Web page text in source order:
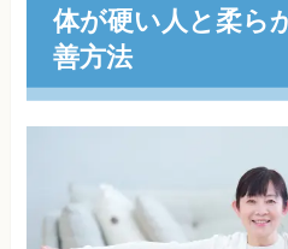
体が硬い人と柔ら
善方法